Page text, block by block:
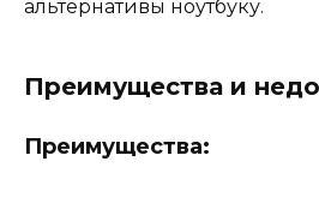
альтернативы ноутбуку.
Преимущества и
Преимущества: